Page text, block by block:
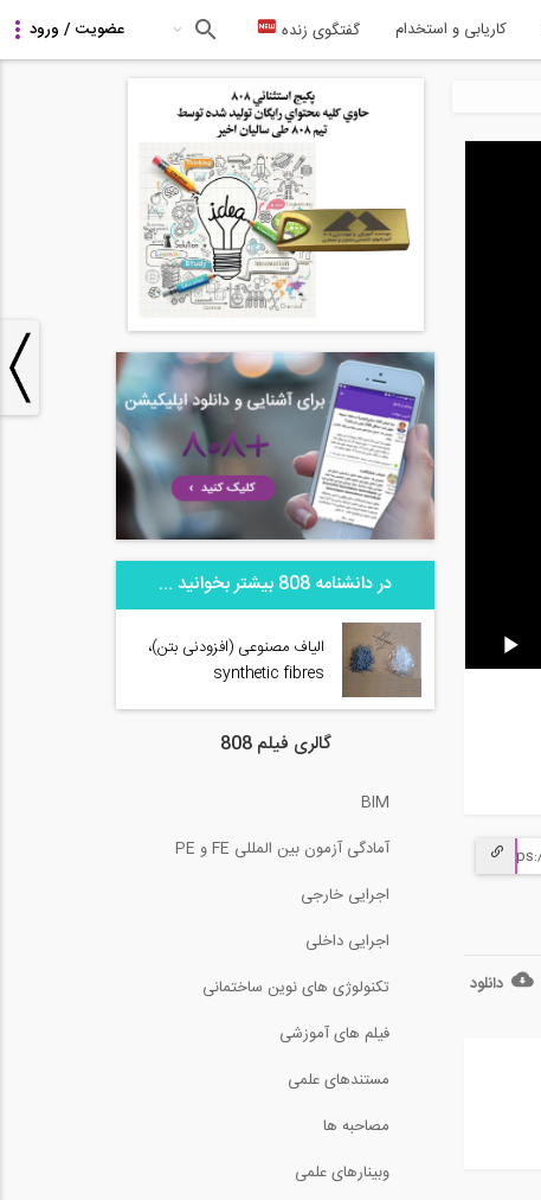
کاریابی و استخدام گفتگوی زنده
دانلود
در دانشنامه 808 بیشتر بخوانید ...
الیاف مصنوعی (افزودنی بتن)،
synthetic fibres
گالری فیلم 808
BIM
آمادگی آزمون بین المللی FE و PE
اجرایی خارجی
اجرایی داخلی
تکنولوژی های نوین ساختمانی
فیلم های آموزشی
مستندهای علمی
مصاحبه ها
وبینارهای علمی